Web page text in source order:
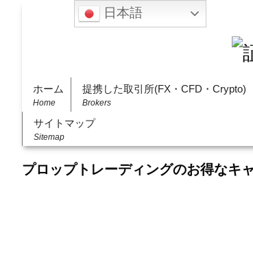
ホーム
Home
提携した取引所(FX・CFD・Crypto)
Brokers
サイトマップ
Sitemap
プロップトレーディングのお得なキ
日本語